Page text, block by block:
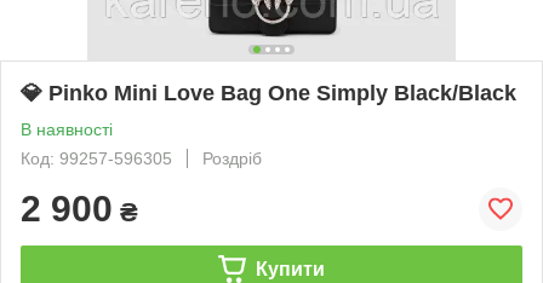
💎 Pinko Mini Love Bag One Simply Black/Black
В наявності
Код: 99257-596305
Роздріб
2 900 ₴
Купити